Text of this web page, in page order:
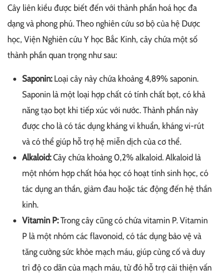
Cây liên kiều được biết đến với thành phần hoá học đa
dạng và phong phú. Theo nghiên cứu sơ bộ của hệ Dược
học, Viện Nghiên cứu Y học Bắc Kinh, cây chứa một số
thành phần quan trọng như sau:
Saponin:Loại cây này chứa khoảng 4,89% saponin.
Saponin là một loại hợp chất có tính chất bọt, có khả
năng tạo bọt khi tiếp xúc với nước. Thành phần này
được cho là có tác dụng kháng vi khuẩn, kháng vi-rút
và có thể giúp hỗ trợ hệ miễn dịch của cơ thể.
Alkaloid:Cây chứa khoảng 0,2% alkaloid. Alkaloid là
một nhóm hợp chất hóa học có hoạt tính sinh học, có
tác dụng an thần, giảm đau hoặc tác động đến hệ thần
kinh.
Vitamin P:Trong cây cũng có chứa vitamin P. Vitamin
P là một nhóm các flavonoid, có tác dụng bảo vệ và
tăng cường sức khỏe mạch máu, giúp củng cố và duy
trì độ co dãn của mạch máu, từ đó hỗ trợ cải thiện vấn